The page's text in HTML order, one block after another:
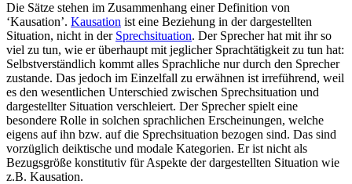
Die Sätze stehen im Zusammenhang einer Definition von
‘Kausation’. Kausation ist eine Beziehung in der dargestellten
Situation, nicht in der Sprechsituation. Der Sprecher hat mit ihr so
viel zu tun, wie er überhaupt mit jeglicher Sprachtätigkeit zu tun hat:
Selbstverständlich kommt alles Sprachliche nur durch den Sprecher
zustande. Das jedoch im Einzelfall zu erwähnen ist irreführend, weil
es den wesentlichen Unterschied zwischen Sprechsituation und
dargestellter Situation verschleiert. Der Sprecher spielt eine
besondere Rolle in solchen sprachlichen Erscheinungen, welche
eigens auf ihn bzw. auf die Sprechsituation bezogen sind. Das sind
vorzüglich deiktische und modale Kategorien. Er ist nicht als
Bezugsgröße konstitutiv für Aspekte derdargestellten Situation wie
z.B. Kausation.